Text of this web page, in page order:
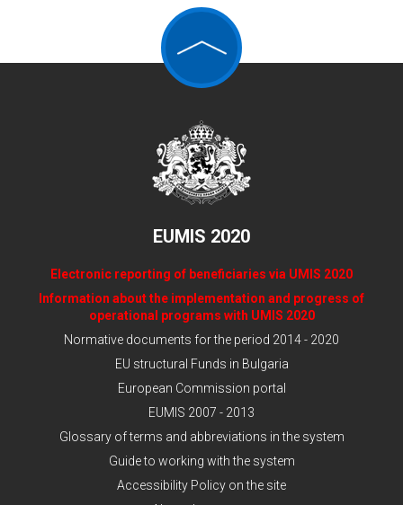
EUMIS 2020
Electronic reporting of beneficiaries via UMIS 2020
Information about the implementation and progress of
operational programs with UMIS 2020
Normative documents for the period 2014 - 2020
EU structural Funds in Bulgaria
European Commission portal
EUMIS 2007 - 2013
Glossary of terms and abbreviations in the system
Guide to working with the system
Accessibility Policy on the site